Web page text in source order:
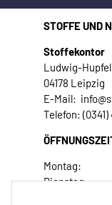
STOFFE UND
Stoffekontor
Ludwig-
04178 Leipzig
E-Mail:
Telefon: (0341)
Montag:
Dienstag: